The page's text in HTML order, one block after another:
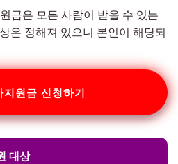
금은 모든 사람이 받을 수 있는
은 정해져 있으니 본인이 해당되
지원금 신청하기
대상